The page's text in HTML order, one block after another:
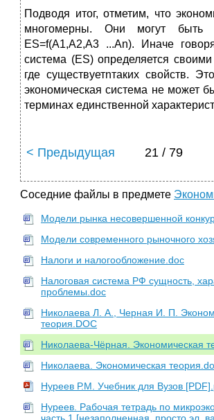
Подводя итог, отметим, что
многомерны. Они могут быть
ES=f(A1,A2,A3 ...An). Иначе
система (ES) определяется
где существуетnтаких свойств.
экономическая система не может
терминах единственной
< Предыдущая 21 / 79
Соседние файлы в предмете
Модели рынка несовершенной
Модели современного рыночного
Налоги и налогообложение.doc
Налоговая система РФ сущность,
проблемы.doc
Николаева Л. А., Черная И. П.
теория.DOC
Николаева-Чёрная. Экономическая
Николаева. Экономическая
Нуреев Р.М. Учебник для Вузов
Нуреев. Рабочая тетрадь по